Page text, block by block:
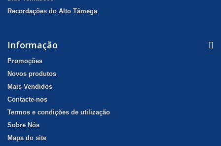
Recordações do Alto Tâmega
Informação
Promoções
Novos produtos
Mais Vendidos
Contacte-nos
Termos e condições de utilização
Sobre Nós
Mapa do site